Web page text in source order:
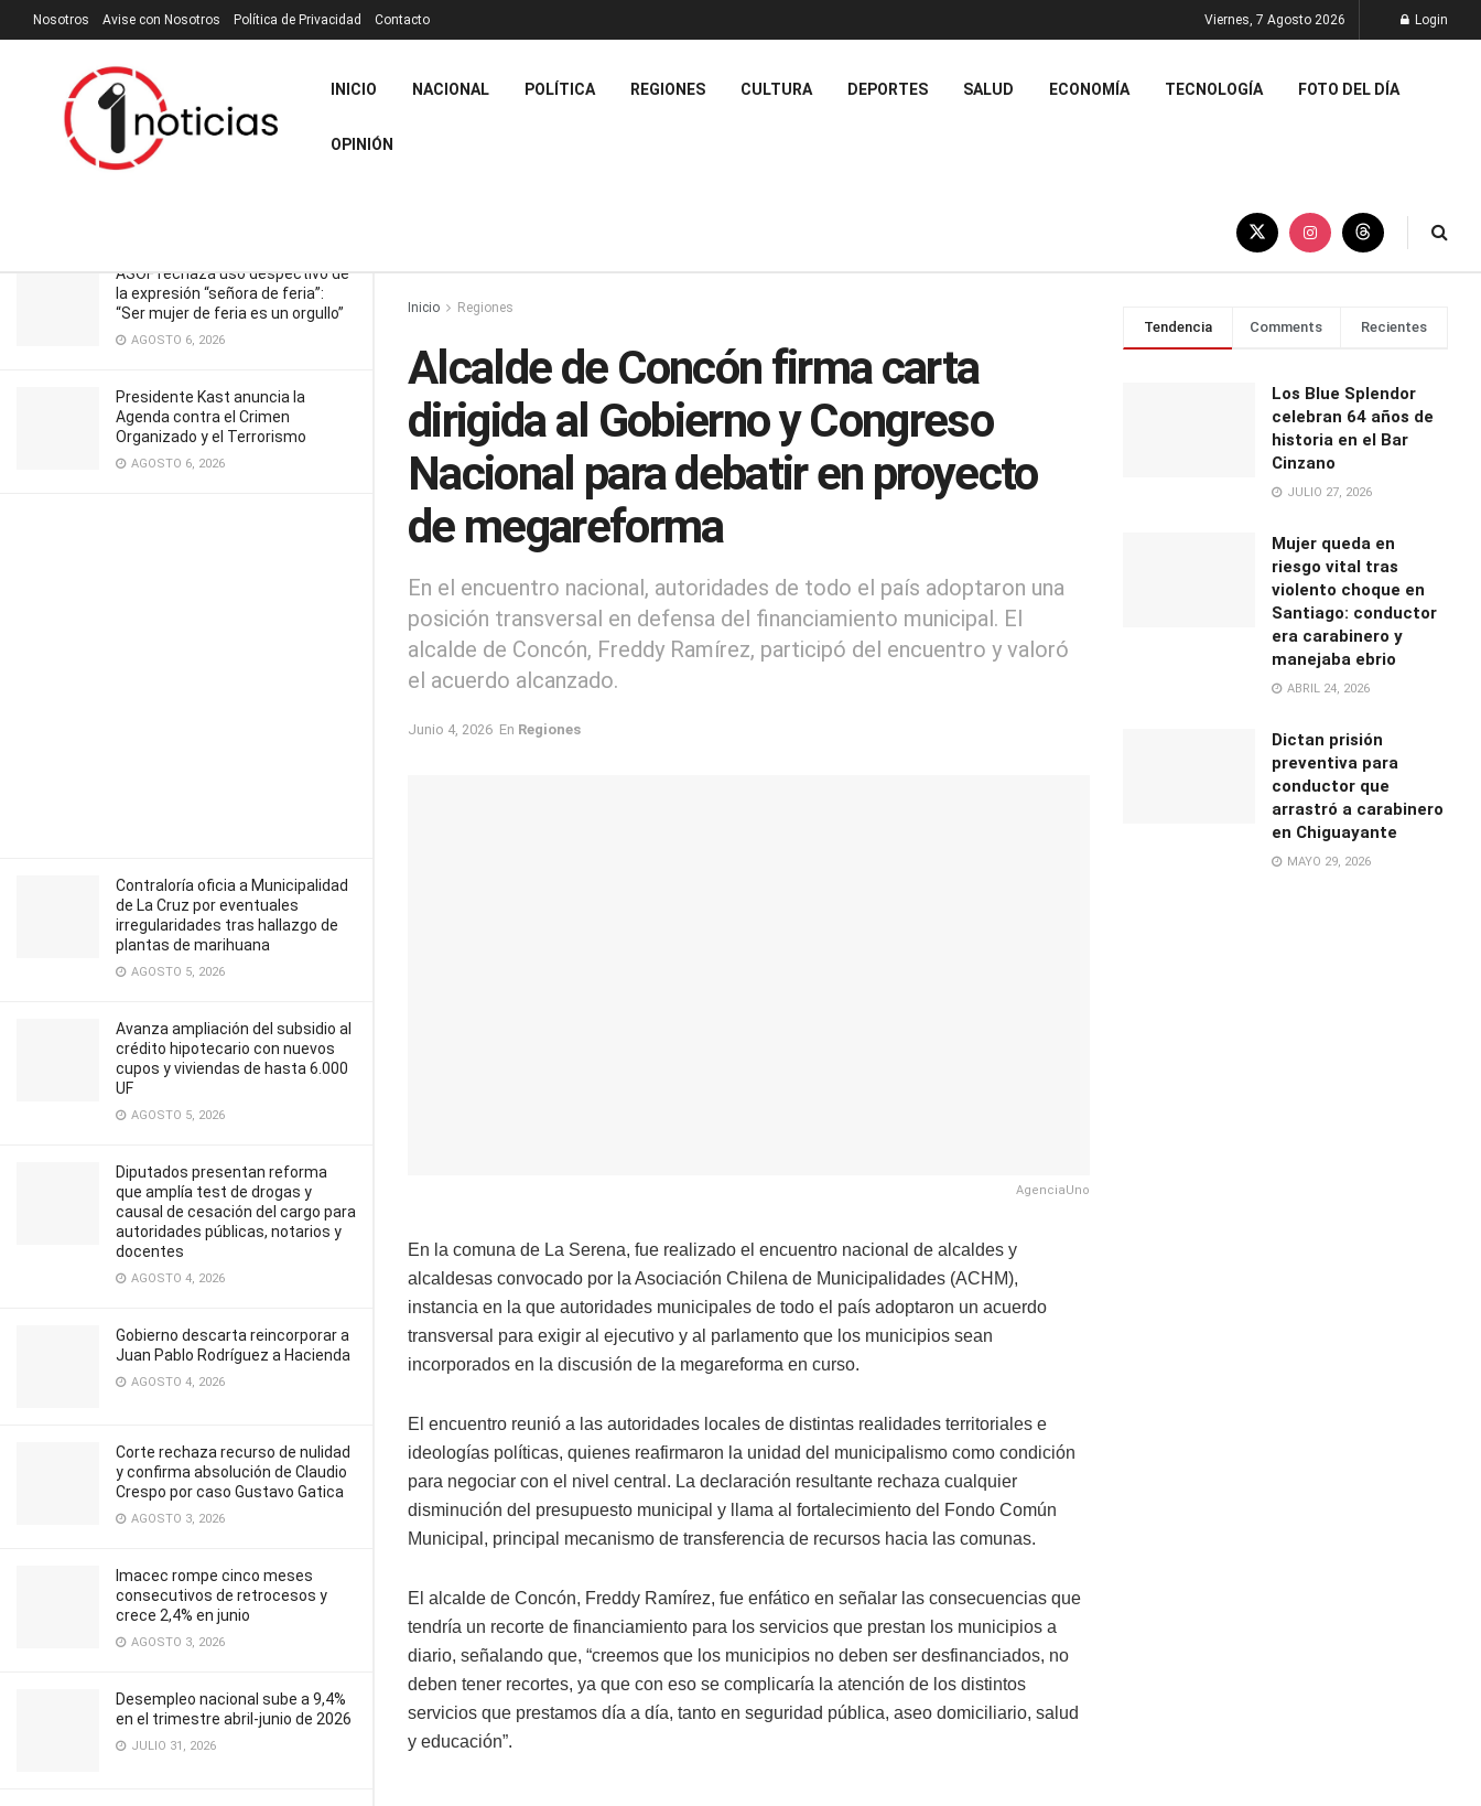
RECIENTES TENDENCIA Filtrar
Alcalde de Concón firma carta
dirigida al Gobierno y Congreso
Nacional para debatir en proyecto de
megareforma
ASOF rechaza uso despectivo de
la expresión “señora de feria”:
“Ser mujer de feria es un orgullo”
AGOSTO 6, 2026
Presidente Kast anuncia la
Agenda contra el Crimen
Organizado y el Terrorismo
AGOSTO 6, 2026
Contraloría oficia a Municipalidad
de La Cruz por eventuales
irregularidades tras hallazgo de
plantas de marihuana
AGOSTO 5, 2026
Avanza ampliación del subsidio al
crédito hipotecario con nuevos
cupos y viviendas de hasta 6.000
UF
AGOSTO 5, 2026
Diputados presentan reforma
que amplía test de drogas y
causal de cesación del cargo para
autoridades públicas, notarios y
docentes
AGOSTO 4, 2026
Gobierno descarta reincorporar a
Juan Pablo Rodríguez a Hacienda
AGOSTO 4, 2026
Corte rechaza recurso de nulidad
y confirma absolución de Claudio
Crespo por caso Gustavo Gatica
AGOSTO 3, 2026
Imacec rompe cinco meses
consecutivos de retrocesos y
crece 2,4% en junio
AGOSTO 3, 2026
Desempleo nacional sube a 9,4%
en el trimestre abril-junio de 2026
JULIO 31, 2026
Nosotros Avise con Nosotros Política de Privacidad Contacto Viernes, 7 Agosto 2026 Login
INICIO NACIONAL POLÍTICA REGIONES CULTURA DEPORTES SALUD ECONOMÍA TECNOLOGÍA FOTO DEL DÍA
OPINIÓN
Inicio Regiones
Alcalde de Concón firma carta
dirigida al Gobierno y Congreso
Nacional para debatir en proyecto
de megareforma
En el encuentro nacional, autoridades de todo el país adoptaron una
posición transversal en defensa del financiamiento municipal. El
alcalde de Concón, Freddy Ramírez, participó del encuentro y valoró
el acuerdo alcanzado.
Junio 4, 2026 En Regiones
AgenciaUno
En la comuna de La Serena, fue realizado el encuentro nacional de alcaldes y
alcaldesas convocado por la Asociación Chilena de Municipalidades (ACHM),
instancia en la que autoridades municipales de todo el país adoptaron un acuerdo
transversal para exigir al ejecutivo y al parlamento que los municipios sean
incorporados en la discusión de la megareforma en curso.
El encuentro reunió a las autoridades locales de distintas realidades territoriales e
ideologías políticas, quienes reafirmaron la unidad del municipalismo como condición
para negociar con el nivel central. La declaración resultante rechaza cualquier
disminución del presupuesto municipal y llama al fortalecimiento del Fondo Común
Municipal, principal mecanismo de transferencia de recursos hacia las comunas.
El alcalde de Concón, Freddy Ramírez, fue enfático en señalar las consecuencias que
tendría un recorte de financiamiento para los servicios que prestan los municipios a
diario, señalando que, “creemos que los municipios no deben ser desfinanciados, no
deben tener recortes, ya que con eso se complicaría la atención de los distintos
servicios que prestamos día a día, tanto en seguridad pública, aseo domiciliario, salud
y educación”.
Tendencia Comments Recientes
Los Blue Splendor
celebran 64 años de
historia en el Bar
Cinzano
JULIO 27, 2026
Mujer queda en
riesgo vital tras
violento choque en
Santiago: conductor
era carabinero y
manejaba ebrio
ABRIL 24, 2026
Dictan prisión
preventiva para
conductor que
arrastró a carabinero
en Chiguayante
MAYO 29, 2026